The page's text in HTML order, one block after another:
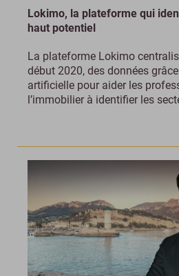
Lokimo, la plateforme qui
haut potentiel
La plateforme Lokimo
début 2020, des données
artificielle pour aider les
l’immobilier à identifier les